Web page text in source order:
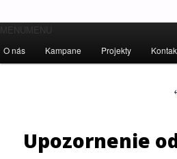
Inštitút ľudských
Ľudské práva pre všetkých!
Hlavné
Preskočiť
na
MENU MENU
O nás Kampane Projekty
Upozornenie